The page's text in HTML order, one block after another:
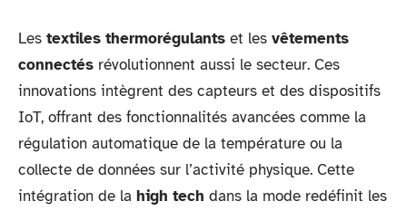
Les textiles thermorégulants et les vêtements
connectés révolutionnent aussi le secteur. Ces
innovations intègrent des capteurs et des dispositifs
IoT, offrant des fonctionnalités avancées comme la
régulation automatique de la température ou la
collecte de données sur l’activité physique. Cette
intégration de la high tech dans la mode redéfinit les